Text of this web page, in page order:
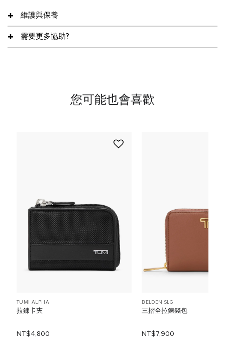
維護與保養
需要更多協助?
您可能也會喜歡
TUMI ALPHA
拉鍊卡夾
NT$4,800
BELDEN SLG
三摺全拉鍊錢包
NT$7,900